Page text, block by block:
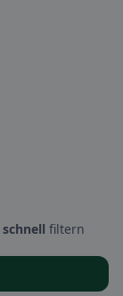
schnell filtern